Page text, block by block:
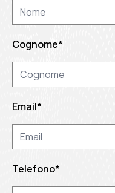
Cognome*
Email*
Telefono*